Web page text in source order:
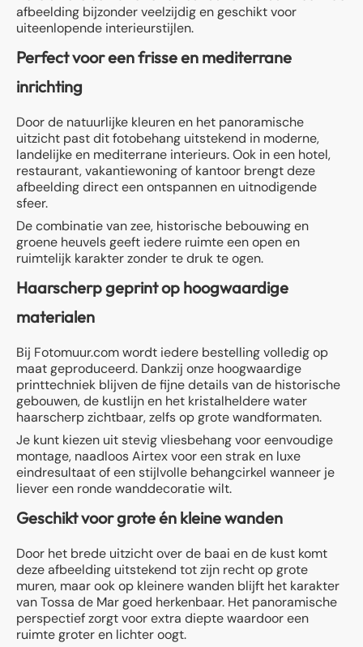
afbeelding bijzonder veelzijdig en geschikt voor
uiteenlopende interieurstijlen.
Perfect voor een frisse en mediterrane
inrichting
Door de natuurlijke kleuren en het panoramische
uitzicht past dit fotobehang uitstekend in moderne,
landelijke en mediterrane interieurs. Ook in een hotel,
restaurant, vakantiewoning of kantoor brengt deze
afbeelding direct een ontspannen en uitnodigende
sfeer.
De combinatie van zee, historische bebouwing en
groene heuvels geeft iedere ruimte een open en
ruimtelijk karakter zonder te druk te ogen.
Haarscherp geprint op hoogwaardige
materialen
Bij Fotomuur.com wordt iedere bestelling volledig op
maat geproduceerd. Dankzij onze hoogwaardige
printtechniek blijven de fijne details van de historische
gebouwen, de kustlijn en het kristalheldere water
haarscherp zichtbaar, zelfs op grote wandformaten.
Je kunt kiezen uit stevig vliesbehang voor eenvoudige
montage, naadloos Airtex voor een strak en luxe
eindresultaat of een stijlvolle behangcirkel wanneer je
liever een ronde wanddecoratie wilt.
Geschikt voor grote én kleine wanden
Door het brede uitzicht over de baai en de kust komt
deze afbeelding uitstekend tot zijn recht op grote
muren, maar ook op kleinere wanden blijft het karakter
van Tossa de Mar goed herkenbaar. Het panoramische
perspectief zorgt voor extra diepte waardoor een
ruimte groter en lichter oogt.